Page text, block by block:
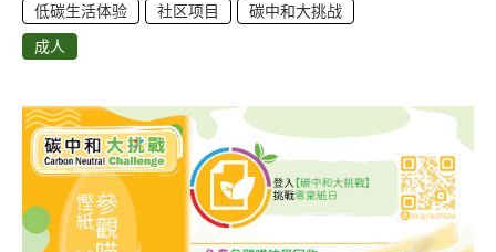
低碳生活体验 社区项目
碳中和大挑战
成人